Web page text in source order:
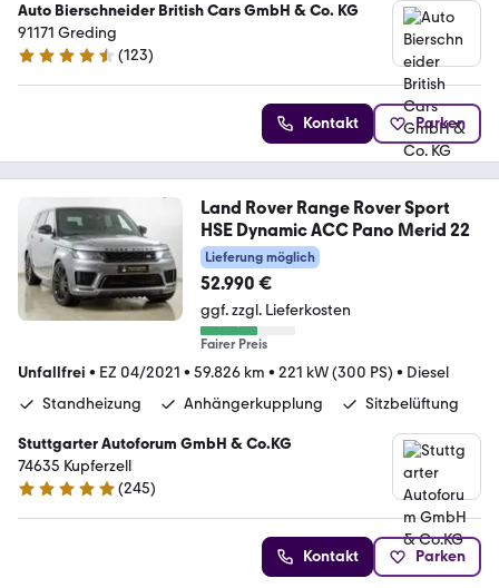
Auto Bierschneider British Cars GmbH & Co. KG
91171 Greding
4.3 Sterne
(123)
Kontakt Parken
Land Rover Range Rover Sport
HSE Dynamic ACC Pano Merid 22
Lieferung möglich
52.990 €
ggf. zzgl. Lieferkosten
Fairer Preis
Unfallfrei • EZ 04/2021 • 59.826 km • 221 kW (300 PS) • Diesel
Standheizung
Anhängerkupplung Sitzbelüftung
Stuttgarter Autoforum GmbH & Co.KG
74635 Kupferzell
4.8 Sterne
(245)
Kontakt Parken